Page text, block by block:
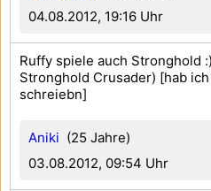
04.08.2012, 19:16 Uhr
Aniki (25 Jahre)
03.08.2012, 09:54 Uhr
Ruffy spiele auch Stronghold
Stronghold Crusader) [hab
schreiebn]